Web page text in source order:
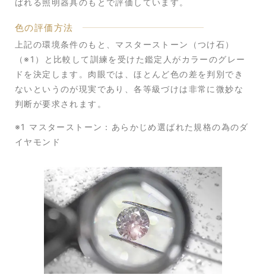
ばれる照明器具のもとで評価しています。
色の評価方法
上記の環境条件のもと、マスターストーン（つけ石）
（※1）と比較して訓練を受けた鑑定人がカラーのグレー
ドを決定します。肉眼では、ほとんど色の差を判別でき
ないというのが現実であり、各等級づけは非常に微妙な
判断が要求されます。
※1 マスターストーン：あらかじめ選ばれた規格の為のダ
イヤモンド